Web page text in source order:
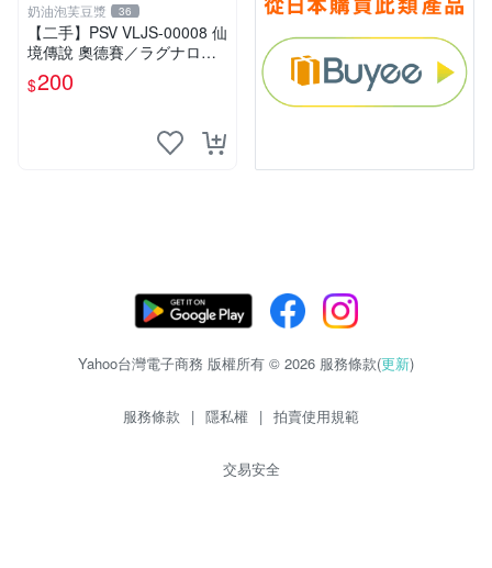
奶油泡芙豆漿 36
【二手】PSV VLJS-00008 仙
境傳說 奧德賽／ラグナロク
オデッセイ／Ragnarok Ody
ssey
$200
Yahoo台灣電子商務 版權所有 © 2026 服務條款(更新)
服務條款 | 隱私權 | 拍賣使用規範
交易安全